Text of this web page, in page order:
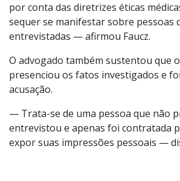
por conta das diretrizes éticas
sequer se manifestar sobre pessoas
entrevistadas — afirmou Faucz.
O advogado também sustentou que
presenciou os fatos investigados e
acusação.
— Trata-se de uma pessoa que não
entrevistou e apenas foi contratada
expor suas impressões pessoais —